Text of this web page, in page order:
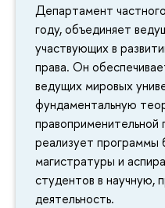
Департамент
году, объединяет
участвующих в
права. Он
ведущих мировых
фундаментальную
реализует программы
магистратуры и
студентов в научную,
деятельность.